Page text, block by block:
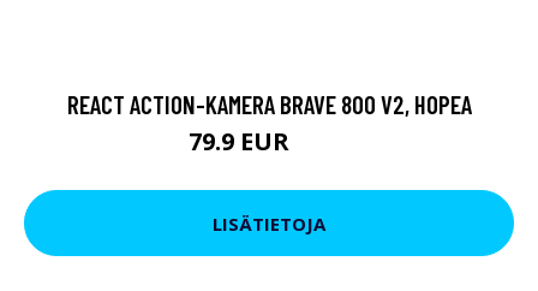
REACT ACTION-KAMERA BRAVE 800 V2, HOPEA
79.9 EUR
LISÄTIETOJA